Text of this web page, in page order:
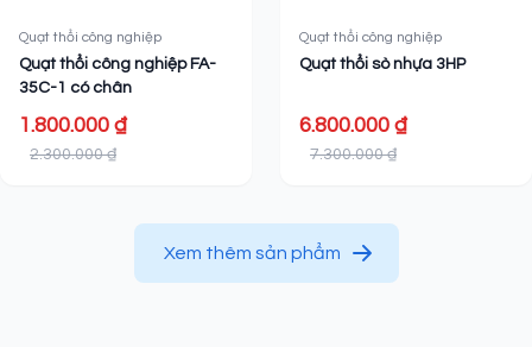
Quạt thổi công nghiệp
Quạt thổi công nghiệp FA-
35C-1 có chân
1.800.000 ₫
2.300.000 ₫
Quạt thổi công nghiệp
Quạt thổi sò nhựa 3HP
6.800.000 ₫
7.300.000 ₫
Xem thêm sản phẩm